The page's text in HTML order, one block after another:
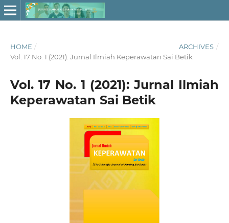
HOME / ARCHIVES /
Vol. 17 No. 1 (2021): Jurnal Ilmiah Keperawatan Sai Betik
Vol. 17 No. 1 (2021): Jurnal Ilmiah
Keperawatan Sai Betik